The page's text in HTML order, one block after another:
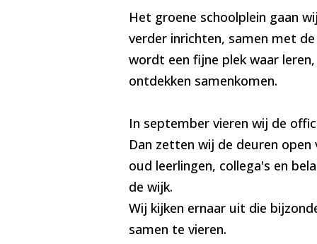
Het groene schoolplein gaan
verder inrichten, samen met
wordt een fijne plek waar
ontdekken samenkomen.
In september vieren wij de
Dan zetten wij de deuren open
oud leerlingen, collega's en
de wijk.
Wij kijken ernaar uit die
samen te vieren.